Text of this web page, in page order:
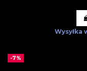
Wysyłka
-7%